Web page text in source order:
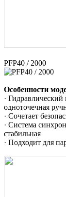
PFP40 / 2000
Особенности
·
одноточечная
· Сочетает
· Система
стабильная
· Подходит для